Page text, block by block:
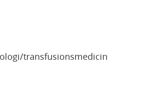
transfusionsmedicin